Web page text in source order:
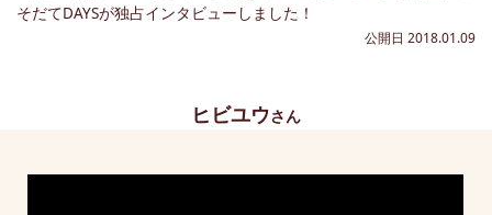
そだてDAYSが独占インタビューしました！
公開日 2018.01.09
ヒビユウさん